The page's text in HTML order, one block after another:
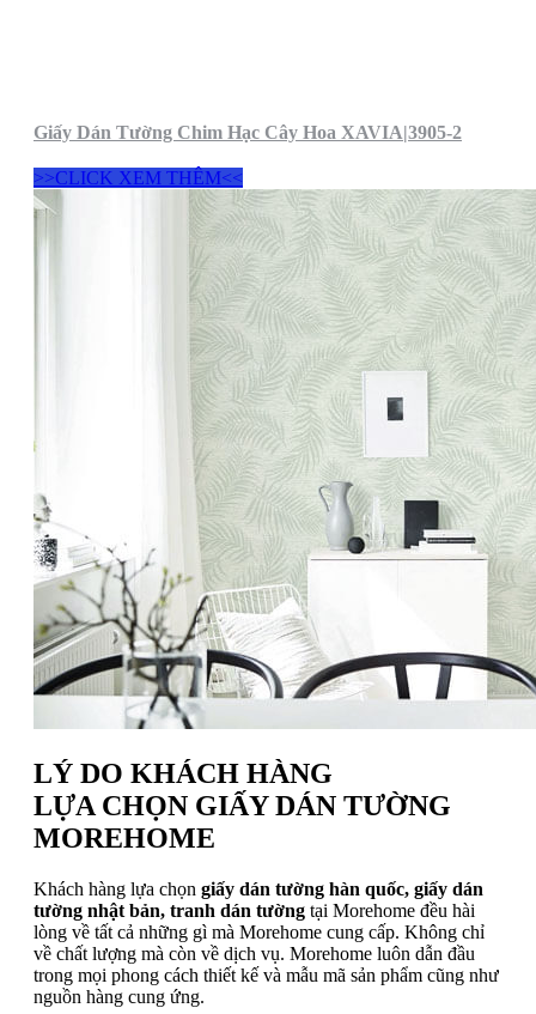
Giấy Dán Tường Chim Hạc Cây Hoa XAVIA|3905-2
>>CLICK XEM THÊM<<
LÝ DO KHÁCH HÀNG
LỰA CHỌN GIẤY DÁN TƯỜNG
MOREHOME
Khách hàng lựa chọn giấy dán tường hàn quốc, giấy dán
tường nhật bản, tranh dán tường tại Morehome đều hài
lòng về tất cả những gì mà Morehome cung cấp. Không chỉ
về chất lượng mà còn về dịch vụ. Morehome luôn dẫn đầu
trong mọi phong cách thiết kế và mẫu mã sản phẩm cũng như
nguồn hàng cung ứng.